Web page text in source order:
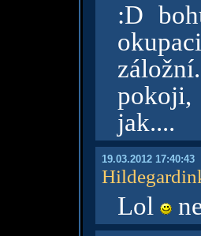
:D
pokoji,
jak....
19.03.2012 17:40:43
Lol